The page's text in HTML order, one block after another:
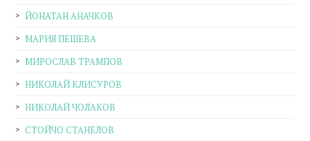
ЙОНАТАН АНАЧКОВ
МАРИЯ ПЕШЕВА
МИРОСЛАВ ТРАМПОВ
НИКОЛАЙ КЛИСУРОВ
НИКОЛАЙ ЧОЛАКОВ
СТОЙЧО СТАНЕЛОВ